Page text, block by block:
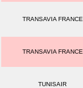
TRANSAVIA FRANCE
TRANSAVIA FRANCE
TUNISAIR